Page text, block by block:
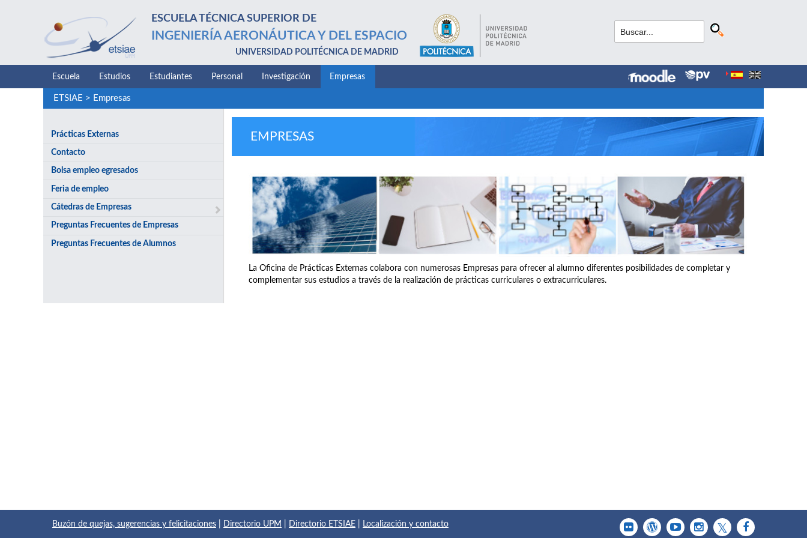
ESCUELA TÉCNICA SUPERIOR DE
INGENIERÍA AERONÁUTICA Y DEL ESPACIO
UNIVERSIDAD POLITÉCNICA DE MADRID
Escuela Estudios Estudiantes Personal Investigación Empresas
ETSIAE > Empresas
Prácticas Externas
Contacto
Bolsa empleo egresados
Feria de empleo
Cátedras de Empresas
Preguntas Frecuentes de Empresas
Preguntas Frecuentes de Alumnos
EMPRESAS
La Oficina de Prácticas Externas colabora con numerosas Empresas para ofrecer al alumno diferentes posibilidades de completar y
complementar sus estudios a través de la realización de prácticas curriculares o extracurriculares.
Buzón de quejas, sugerencias y felicitaciones Directorio UPM Directorio ETSIAE Localización y contacto